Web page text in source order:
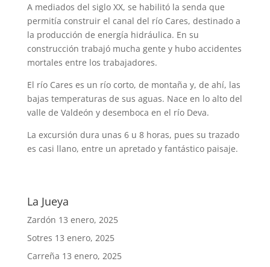
A mediados del siglo XX, se habilitó la senda que
permitía construir el canal del río Cares, destinado a
la producción de energía hidráulica. En su
construcción trabajó mucha gente y hubo accidentes
mortales entre los trabajadores.
El río Cares es un río corto, de montaña y, de ahí, las
bajas temperaturas de sus aguas. Nace en lo alto del
valle de Valdeón y desemboca en el río Deva.
La excursión dura unas 6 u 8 horas, pues su trazado
es casi llano, entre un apretado y fantástico paisaje.
La Jueya
Zardón 13 enero, 2025
Sotres 13 enero, 2025
Carreña 13 enero, 2025